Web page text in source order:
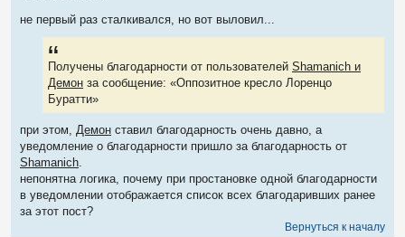
б
не первый раз сталкивался, но вот выловил...
Получены благодарности от пользователей Shamanich и
Демон за сообщение: «Оппозитное кресло Лоренцо
Буратти»
при этом, Демон ставил благодарность очень давно, а
уведомление о благодарности пришло за благодарность от
Shamanich
непонятна логика, почему при простановке одной благодарности
в уведомлении отображается список всех благодаривших ранее
за этот пост?
Вернуться к началу